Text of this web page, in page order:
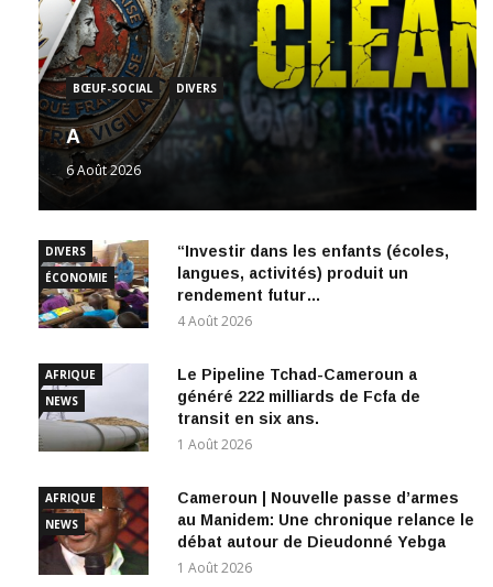
BŒUF-SOCIAL DIVERS
A
6 Août 2026
DIVERS
ÉCONOMIE
“Investir dans les enfants (écoles,
langues, activités) produit un
rendement futur…
4 Août 2026
AFRIQUE
NEWS
Le Pipeline Tchad-Cameroun a
généré 222 milliards de Fcfa de
transit en six ans.
1 Août 2026
AFRIQUE
NEWS
Cameroun | Nouvelle passe d’armes
au Manidem: Une chronique relance le
débat autour de Dieudonné Yebga
1 Août 2026